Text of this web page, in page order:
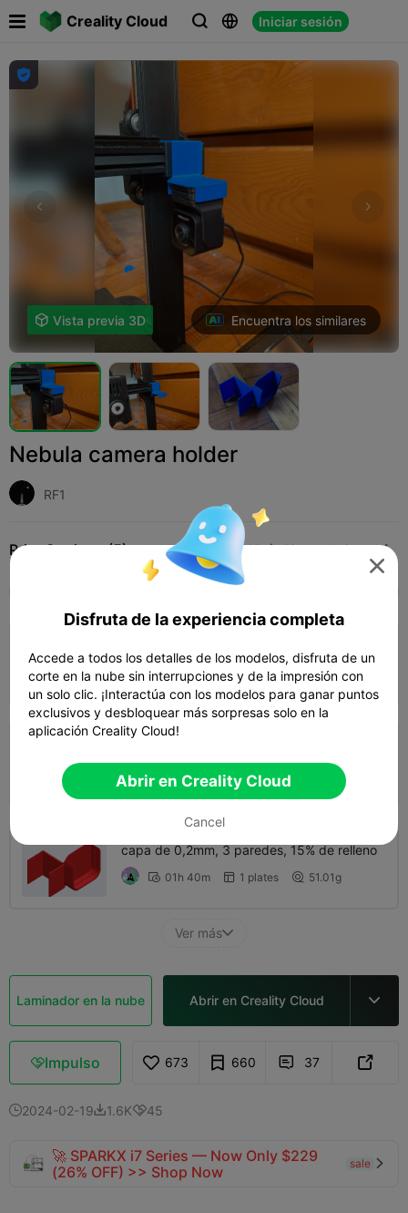
Creality Cloud   Iniciar sesión
 

 Vista previa 3D Encuentra los similares
Nebula camera holder
RF1
Print Settings (5) Add Impresoras 3D Piezas de impresora 3D 
capa de 0,2mm, 2 paredes, 15% de relleno
 32m 13s  1 plates  7.99g
 28m 52s  1 plates 
capa de 0,2mm, 3 paredes, 15% de relleno
 01h 40m  1 plates  51.01g
Ver más
Laminador en la nube Abrir en Creality Cloud 
Impulso 673 660  37 
2024-02-191.6K45
🚀 SPARKX i7 Series — Now Only $229
(26% OFF) >> Shop Now
sale 

Disfruta de la experiencia completa
Accede a todos los detalles de los modelos, disfruta de un
corte en la nube sin interrupciones y de la impresión con
un solo clic. ¡Interactúa con los modelos para ganar puntos
exclusivos y desbloquear más sorpresas solo en la
aplicación Creality Cloud!
Abrir en Creality Cloud
Cancel